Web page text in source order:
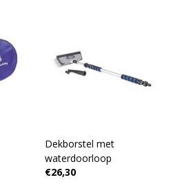
Dekborstel met
waterdoorloop
€26,30